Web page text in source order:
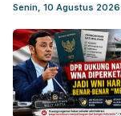
Senin, 10 Agustus 2026